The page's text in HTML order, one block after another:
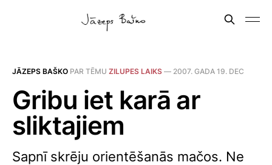
JĀZEPS BAŠKO PAR TĒMU ZILUPES LAIKS — 2007. GADA 19. DEC
Gribu iet karā ar
sliktajiem
Sapnī skrēju orientēšanās mačos. Ne